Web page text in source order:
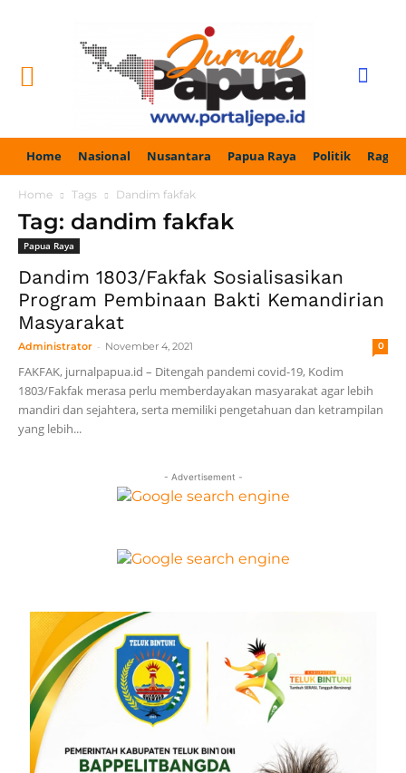
Home Nasional Nusantara Papua Raya Politik
Home Tags Dandim fakfak
Tag: dandim fakfak
Papua Raya
Dandim 1803/Fakfak Sosialisasikan
Program Pembinaan Bakti Kemandirian
Masyarakat
Administrator - November 4, 2021 0
FAKFAK, jurnalpapua.id – Ditengah pandemi covid-19, Kodim
1803/Fakfak merasa perlu memberdayakan masyarakat agar lebih
mandiri dan sejahtera, serta memiliki pengetahuan dan ketrampilan
yang lebih...
- Advertisement -